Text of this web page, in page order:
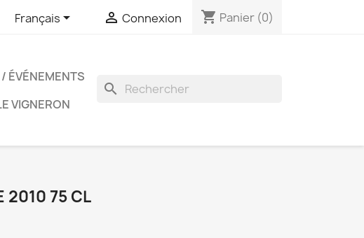
Français  Connexion shopping_cart Panier (0)
ÉVÉNEMENTS
VIGNERON
search
2010 75 CL